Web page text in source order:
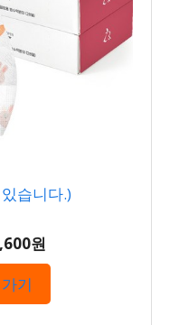
습니다.)
원
기